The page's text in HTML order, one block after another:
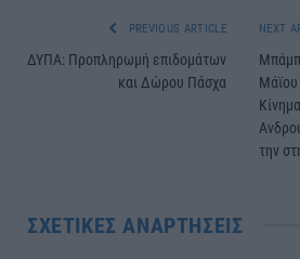
PREVIOUS ARTICLE
ΔΥΠΑ: Προπληρωμή επιδομάτων
και Δώρου Πάσχα
NEXT
την
ΣΧΕΤΙΚΈΣ ΑΝΑΡΤΉΣΕΙΣ